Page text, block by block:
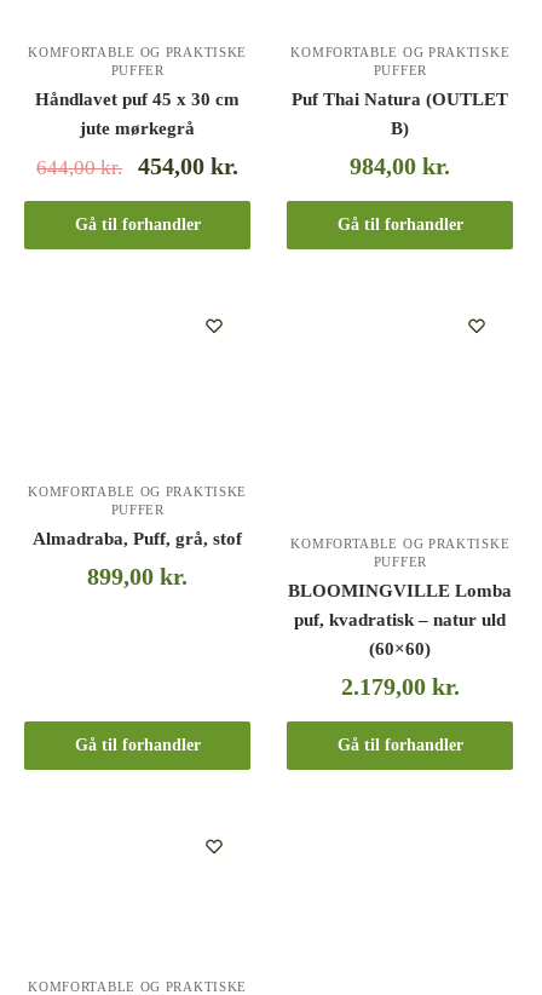
KOMFORTABLE OG PRAKTISKE
PUFFER
Håndlavet puf 45 x 30 cm
jute mørkegrå
644,00kr. 454,00kr.
Gå til forhandler
KOMFORTABLE OG PRAKTISKE
PUFFER
Puf Thai Natura (OUTLET
B)
984,00kr.
Gå til forhandler
KOMFORTABLE OG PRAKTISKE
PUFFER
Almadraba, Puff, grå, stof
899,00kr.
Gå til forhandler
KOMFORTABLE OG PRAKTISKE
PUFFER
BLOOMINGVILLE Lomba
puf, kvadratisk – natur uld
(60×60)
2.179,00 kr.
Gå til forhandler
KOMFORTABLE OG PRAKTISKE